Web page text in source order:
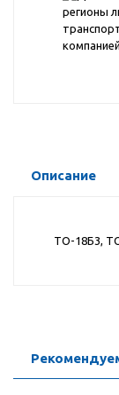
Описание
ТО-18Б3,